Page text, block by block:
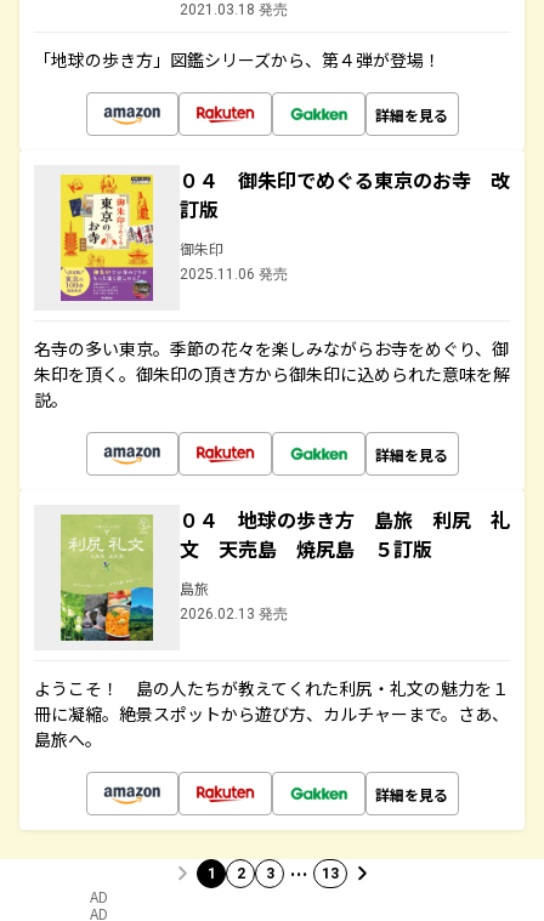
2021.03.18 発売
「地球の歩き方」図鑑シリーズから、第４弾が登場！
詳細を見る
０４ 御朱印でめぐる東京のお寺 改
訂版
御朱印
2025.11.06 発売
名寺の多い東京。季節の花々を楽しみながらお寺をめぐり、御
朱印を頂く。御朱印の頂き方から御朱印に込められた意味を解
説。
詳細を見る
０４ 地球の歩き方 島旅 利尻 礼
文 天売島 焼尻島 ５訂版
島旅
2026.02.13 発売
ようこそ！ 島の人たちが教えてくれた利尻・礼文の魅力を１
冊に凝縮。絶景スポットから遊び方、カルチャーまで。さあ、
島旅へ。
詳細を見る
1 2 3 … 13
AD
AD